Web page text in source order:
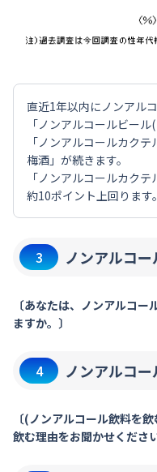
直近1年以内にノンアル
「ノンアルコールビー
「ノンアルコールカク
梅酒」が続きます。
「ノンアルコールカク
約10ポイント上回ります。
3 ノンアルコ
〔あなたは、ノンアルコ
ますか。〕
4 ノンアルコ
〔(ノンアルコール飲料を
飲む理由をお聞かせくださ